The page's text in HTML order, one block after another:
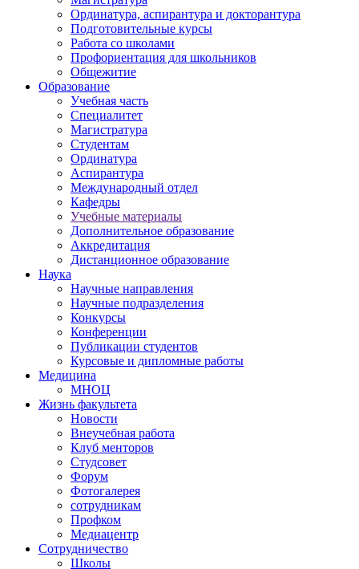
Ординатура, аспирантура и докторантура
Подготовительные курсы
Работа со школами
Профориентация для школьников
Общежитие
Образование
Учебная часть
Специалитет
Магистратура
Студентам
Ординатура
Аспирантура
Международный отдел
Кафедры
Учебные материалы
Дополнительное образование
Аккредитация
Дистанционное образование
Наука
Научные направления
Научные подразделения
Конкурсы
Конференции
Публикации студентов
Курсовые и дипломные работы
Медицина
МНОЦ
Жизнь факультета
Новости
Внеучебная работа
Клуб менторов
Студсовет
Форум
Фотогалерея
сотрудникам
Профком
Медиацентр
Сотрудничество
Школы